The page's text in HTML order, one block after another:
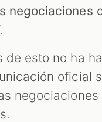
negociaciones
de esto no ha
oficial